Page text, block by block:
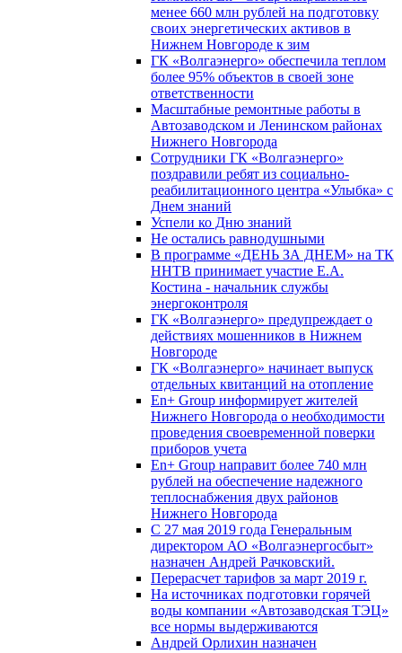
менее 660 млн рублей на подготовку
своих энергетических активов в
Нижнем Новгороде к зим
ГК «Волгаэнерго» обеспечила теплом
более 95% объектов в своей зоне
ответственности
Масштабные ремонтные работы в
Автозаводском и Ленинском районах
Нижнего Новгорода
Сотрудники ГК «Волгаэнерго»
поздравили ребят из социально-
реабилитационного центра «Улыбка» с
Днем знаний
Успели ко Дню знаний
Не остались равнодушными
В программе «ДЕНЬ ЗА ДНЕМ» на ТК
ННТВ принимает участие Е.А.
Костина - начальник службы
энергоконтроля
ГК «Волгаэнерго» предупреждает о
действиях мошенников в Нижнем
Новгороде
ГК «Волгаэнерго» начинает выпуск
отдельных квитанций на отопление
En+ Group информирует жителей
Нижнего Новгорода о необходимости
проведения своевременной поверки
приборов учета
En+ Group направит более 740 млн
рублей на обеспечение надежного
теплоснабжения двух районов
Нижнего Новгорода
С 27 мая 2019 года Генеральным
директором АО «Волгаэнергосбыт»
назначен Андрей Рачковский.
Перерасчет тарифов за март 2019 г.
На источниках подготовки горячей
воды компании «Автозаводская ТЭЦ»
все нормы выдерживаются
Андрей Орлихин назначен